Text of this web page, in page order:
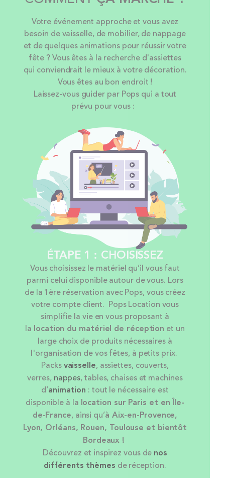
Votre événement approche et vous avez
besoin de vaisselle, de mobilier, de nappage
et de quelques animations pour réussir votre
fête ? Vous êtes à la recherche d'assiettes
qui conviendrait le mieux à votre décoration.
Vous êtes au bon endroit !
Laissez-vous guider par Pops qui a tout
prévu pour vous :
ÉTAPE 1 : CHOISISSEZ
Vous choisissez le matériel qu’il vous faut
parmi celui disponible autour de vous. Lors
de la 1ère réservation avec Pops, vous créez
votre compte client. Pops Location vous
simplifie la vie en vous proposant à
la location du matériel de réception et un
large choix de produits nécessaires à
l'organisation de vos fêtes, à petits prix.
Packsvaisselle, assiettes, couverts,
verres, nappes, tables, chaises et machines
d’animation : tout le nécessaire est
disponible à la location sur Paris et en Île-
de-France, ainsi qu’à Aix-en-Provence,
Lyon, Orléans, Rouen, Toulouse et bientôt
Bordeaux !
Découvrez et inspirez vous de nos
différents thèmes de réception.